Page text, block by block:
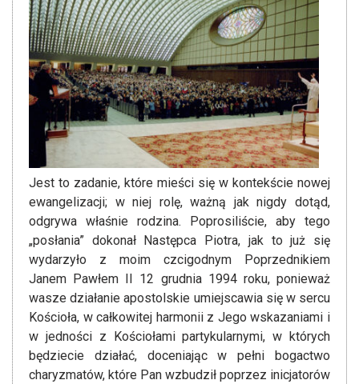
Jest to zadanie, które mieści się w kontekście nowej
ewangelizacji; w niej rolę, ważną jak nigdy dotąd,
odgrywa właśnie rodzina. Poprosiliście, aby tego
„posłania” dokonał Następca Piotra, jak to już się
wydarzyło z moim czcigodnym Poprzednikiem
Janem Pawłem II 12 grudnia 1994 roku, ponieważ
wasze działanie apostolskie umiejscawia się w sercu
Kościoła, w całkowitej harmonii z Jego wskazaniami i
w jedności z Kościołami partykularnymi, w których
będziecie działać, doceniając w pełni bogactwo
charyzmatów, które Pan wzbudził poprzez inicjatorów